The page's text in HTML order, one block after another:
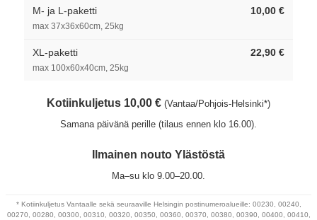
M- ja L-paketti
max 37x36x60cm, 25kg
10,00 €
XL-paketti
max 100x60x40cm, 25kg
22,90 €
Kotiinkuljetus 10,00 € (Vantaa/Pohjois-Helsinki*)
Samana päivänä perille (tilaus ennen klo 16.00).
Ilmainen nouto Ylästöstä
Ma–su klo 9.00–20.00.
* Kotiinkuljetus Vantaalle sekä seuraaville Helsingin postinumeroalueille: 00230, 00240,
00270, 00280, 00300, 00310, 00320, 00350, 00360, 00370, 00380, 00390, 00400, 00410,